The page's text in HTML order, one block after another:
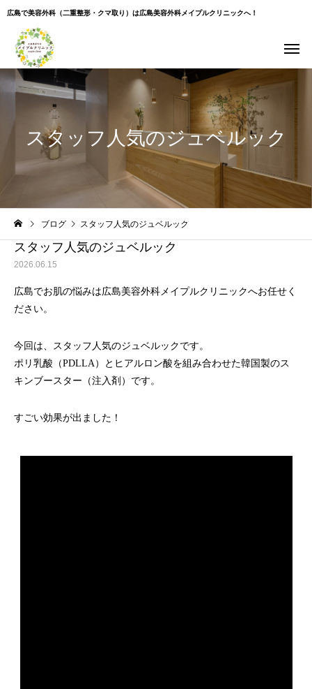
広島で美容外科（二重整形・クマ取り）は広島美容外科メイプルクリニックへ！
スタッフ人気のジュベルック
Warning
: Undefined variable $use_overlay in
content/themes/cure_tcd082/single.phpon line35
ブログ スタッフ人気のジュベルック
スタッフ人気のジュベルック
2026.06.15
広島でお肌の悩みは広島美容外科メイプルクリニックへお任せく
ださい。
今回は、スタッフ人気のジュベルックです。
ポリ乳酸（PDLLA）とヒアルロン酸を組み合わせた韓国製のス
キンブースター（注入剤）です。
すごい効果が出ました！